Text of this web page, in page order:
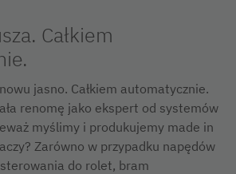
Całkiem
jasno. Całkiem automatycznie.
renomę jako ekspert od systemów
myślimy i produkujemy made in
Zarówno w przypadku napędów
do rolet, bram